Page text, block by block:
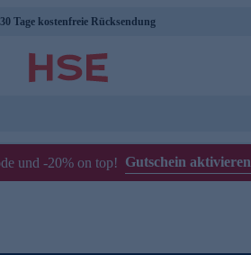
30 Tage kostenfreie Rücksendung
und -20% on top! Gutschein aktivieren